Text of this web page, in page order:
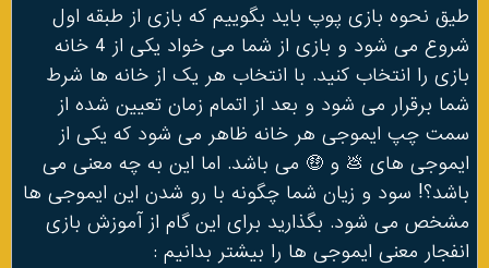
طیق نحوه بازی پوپ باید بگوییم که بازی از طبقه اول
شروع می شود و بازی از شما می خواد یکی از 4 خانه
بازی را انتخاب کنید. با انتخاب هر یک از خانه ها شرط
شما برقرار می شود و بعد از اتمام زمان تعیین شده از
سمت چپ ایموجی هر خانه ظاهر می شود که یکی از
ایموجی های 💩 و 🤑 می باشد. اما این به چه معنی می
باشد؟! سود و زیان شما چگونه با رو شدن این ایموجی ها
مشخص می شود. بگذارید برای این گام از آموزش بازی
انفجار معنی ایموجی ها را بیشتر بدانیم :